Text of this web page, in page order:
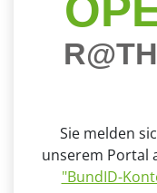
Sie melden
unserem Portal
"BundID-